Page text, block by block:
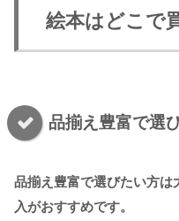
絵本はどこで
品揃え豊富で選
品揃え豊富で選びたい方は
入がおすすめです。